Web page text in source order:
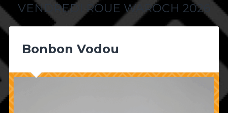
VENDREDI ROUE WAROCH 2026
Bonbon Vodou